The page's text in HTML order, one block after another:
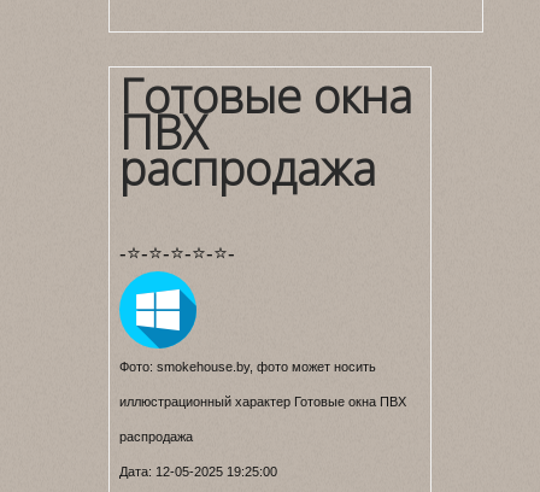
Готовые окна
ПВХ
распродажа
-⭐-⭐-⭐-⭐-⭐-
Фото: smokehouse.by, фото может носить
иллюстрационный характер Готовые окна ПВХ
распродажа
Дата: 12-05-2025 19:25:00